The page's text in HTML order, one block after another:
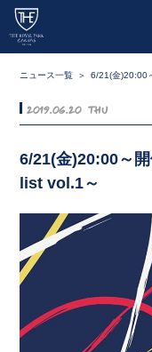
ニュース一覧 6/21(金)20:00
2019.06.20 Thu
6/21(金)20:00～
list vol.1～